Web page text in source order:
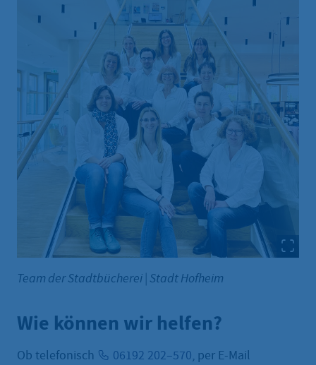
Team der Stadtbücherei | Stadt Hofheim
Wie können wir helfen?
Ob telefonisch 06192 202–570, per E-Mail